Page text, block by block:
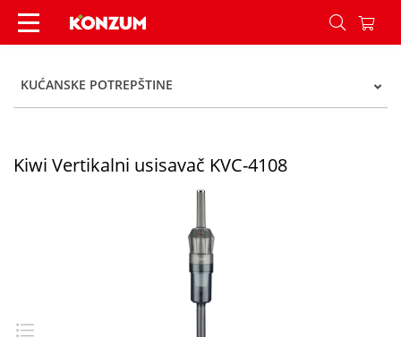
Kiwi Vertikalni usisavač KVC-4108 - Konzum
KUĆANSKE POTREPŠTINE
Kiwi Vertikalni usisavač KVC-4108